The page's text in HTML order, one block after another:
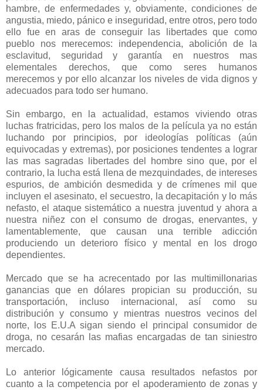
hambre, de enfermedades y, obviamente, condiciones de
angustia, miedo, pánico e inseguridad, entre otros, pero todo
ello fue en aras de conseguir las libertades que como
pueblo nos merecemos: independencia, abolición de la
esclavitud, seguridad y garantía en nuestros mas
elementales derechos, que como seres humanos
merecemos y por ello alcanzar los niveles de vida dignos y
adecuados para todo ser humano.
Sin embargo, en la actualidad, estamos viviendo otras
luchas fratricidas, pero los malos de la película ya no están
luchando por principios, por ideologías políticas (aún
equivocadas y extremas), por posiciones tendentes a lograr
las mas sagradas libertades del hombre sino que, por el
contrario, la lucha está llena de mezquindades, de intereses
espurios, de ambición desmedida y de crímenes mil que
incluyen el asesinato, el secuestro, la decapitación y lo más
nefasto, el ataque sistemático a nuestra juventud y ahora a
nuestra niñez con el consumo de drogas, enervantes, y
lamentablemente, que causan una terrible adicción
produciendo un deterioro físico y mental en los drogo
dependientes.
Mercado que se ha acrecentado por las multimillonarias
ganancias que en dólares propician su producción, su
transportación, incluso internacional, así como su
distribución y consumo y mientras nuestros vecinos del
norte, los E.U.A sigan siendo el principal consumidor de
droga, no cesarán las mafias encargadas de tan siniestro
mercado.
Lo anterior lógicamente causa resultados nefastos por
cuanto a la competencia por el apoderamiento de zonas y